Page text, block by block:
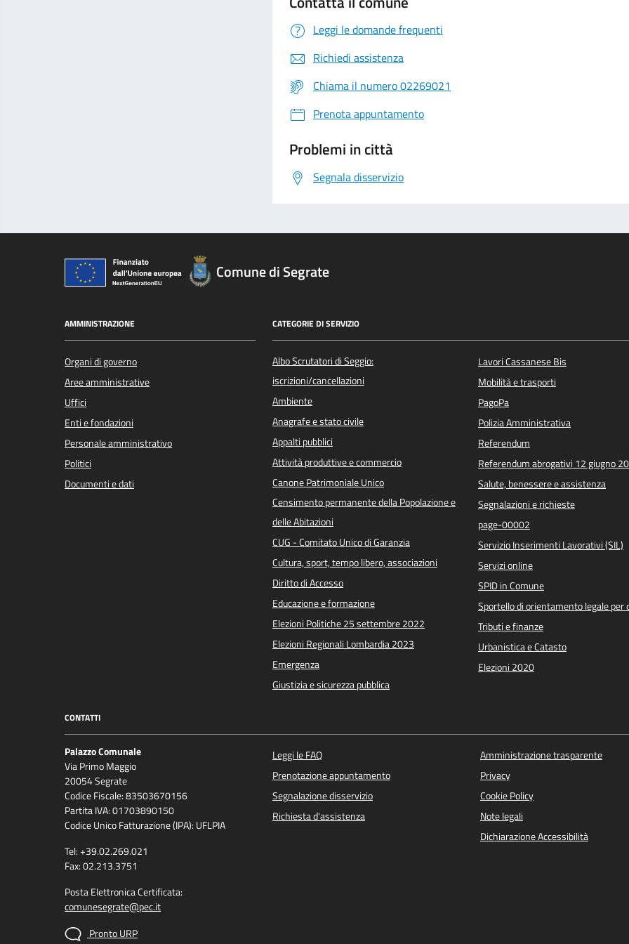
Leggi le domande frequenti
Richiedi assistenza
Chiama il numero 02269021
Prenota appuntamento
Problemi in città
Segnala disservizio
Comune di Segrate
AMMINISTRAZIONE
Organi di governo
Aree amministrative
Uffici
Enti e fondazioni
Personale amministrativo
Politici
Documenti e dati
CATEGORIE DI SERVIZIO
Albo Scrutatori di Seggio:
iscrizioni/cancellazioni
Ambiente
Anagrafe e stato civile
Appalti pubblici
Attività produttive e commercio
Canone Patrimoniale Unico
Censimento permanente della Popolazione e
delle Abitazioni
CUG - Comitato Unico di Garanzia
Cultura, sport, tempo libero, associazioni
Diritto di Accesso
Educazione e formazione
Elezioni Politiche 25 settembre 2022
Elezioni Regionali Lombardia 2023
Emergenza
Giustizia e sicurezza pubblica
Lavori Cassanese Bis
Mobilità e trasporti
PagoPa
Polizia Amministrativa
Referendum
Referendum abrogativi 12 giugno
Salute, benessere e assistenza
Segnalazioni e richieste
page-00002
Servizio Inserimenti Lavorativi (SIL)
Servizi online
SPID in Comune
Sportello di orientamento legale per
Tributi e finanze
Urbanistica e Catasto
Elezioni 2020
CONTATTI
Palazzo Comunale
Via Primo Maggio
20054 Segrate
Codice Fiscale: 83503670156
Partita IVA: 01703890150
Codice Unico Fatturazione (IPA): UFLPIA
Tel: +39.02.269.021
Fax: 02.213.3751
Posta Elettronica Certificata:
comunesegrate@pec.it
Pronto URP
Leggi le FAQ
Prenotazione appuntamento
Segnalazione disservizio
Richiesta d'assistenza
Amministrazione trasparente
Privacy
Cookie Policy
Note legali
Dichiarazione Accessibilità